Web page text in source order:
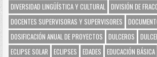
DIVERSIDAD LINGÜÍSTICA Y CULTURAL DIVISIÓN DE
DOCENTES SUPERVISORAS Y SUPERVISORES
DOSIFICACIÓN ANUAL DE PROYECTOS
DULCEROS
ECLIPSE SOLAR
ECLIPSES EDADES EDUCACIÓN BÁSICA